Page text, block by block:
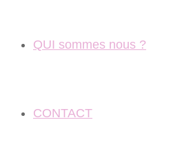
QUI sommes nous ?
CONTACT